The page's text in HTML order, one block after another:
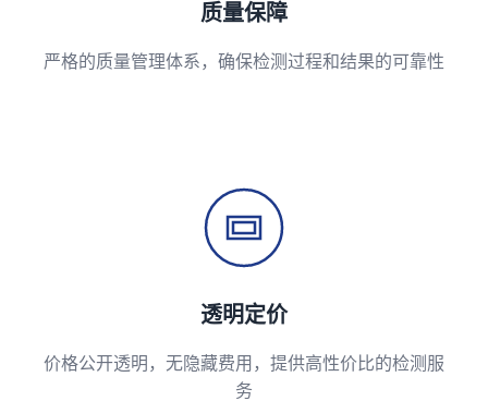
质量保障
严格的质量管理体系，确保检测过程和结果的可靠性
透明定价
价格公开透明，无隐藏费用，提供高性价比的检测服
务